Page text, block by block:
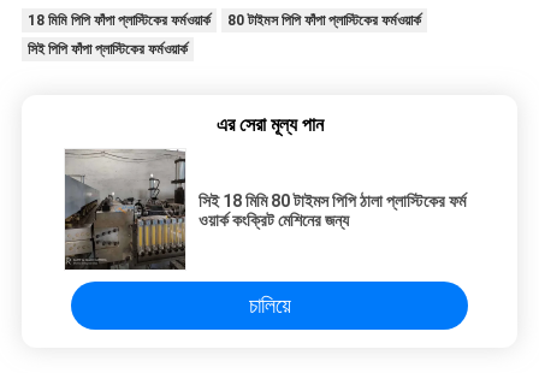
18 মিমি পিপি ফাঁপা প্লাস্টিকের ফর্মওয়ার্ক
80 টাইমস পিপি ফাঁপা প্লাস্টিকের ফর্মওয়ার্ক
সিই পিপি ফাঁপা প্লাস্টিকের ফর্মওয়ার্ক
এর সেরা মূল্য পান
সিই 18 মিমি 80 টাইমস পিপি ঠালা প্লাস্টিকের ফর্ম
ওয়ার্ক কংক্রিট মেশিনের জন্য
চালিয়ে